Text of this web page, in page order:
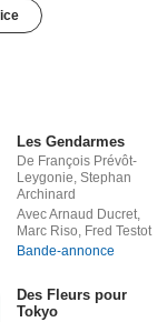
Les Gendarmes
De François Prévôt-
Leygonie, Stephan
Archinard
Avec Arnaud Ducret,
Marc Riso, Fred Testot
Bande-annonce
Des Fleurs pour
Tokyo